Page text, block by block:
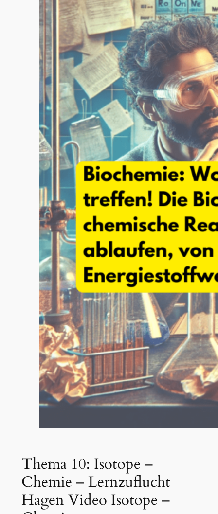
Thema 10: Isotope –
Chemie – Lernzuflucht
Hagen Video Isotope –